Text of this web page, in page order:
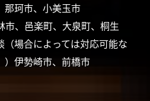
那珂市、小美玉市
、邑楽町、大泉町、桐生
場合によっては対応可能な
）伊勢崎市、前橋市